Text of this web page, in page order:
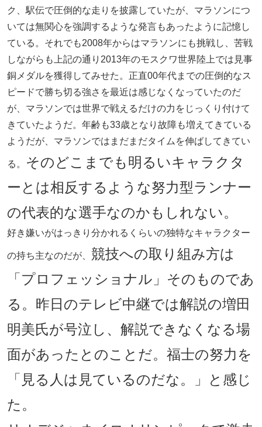
ク、駅伝で圧倒的な走りを披露していたが、マラソンにつ
いては無関心を強調するような発言もあったように記憶し
ている。それでも2008年からはマラソンにも挑戦し、苦戦
しながらも上記の通り2013年のモスクワ世界陸上では見事
銅メダルを獲得してみせた。正直00年代までの圧倒的なス
ピードで勝ち切る強さを最近は感じなくなっていたのだ
が、マラソンでは世界で戦えるだけの力をじっくり付けて
きていたようだ。年齢も33歳となり故障も増えてきている
ようだが、マラソンではまだまだタイムを伸ばしてきてい
る。
そのどこまでも明るいキャラクタ
ーとは相反するような努力型ランナー
の代表的な選手なのかもしれない。
好き嫌いがはっきり分かれるくらいの独特なキャラクター
の持ち主なのだが、 競技への取り組み方は
「プロフェッショナル」そのものであ
る。昨日のテレビ中継では解説の増田
明美氏が号泣し、解説できなくなる場
面があったとのことだ。福士の努力を
「見る人は見ているのだな。」と感じ
た。